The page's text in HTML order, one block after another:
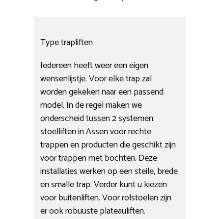
Type trapliften
Iedereen heeft weer een eigen
wensenlijstje. Voor elke trap zal
worden gekeken naar een passend
model. In de regel maken we
onderscheid tussen 2 systemen:
stoelliften in Assen voor rechte
trappen en producten die geschikt zijn
voor trappen met bochten. Deze
installaties werken op een steile, brede
en smalle trap. Verder kunt u kiezen
voor buitenliften. Voor rolstoelen zijn
er ook robuuste plateauliften.